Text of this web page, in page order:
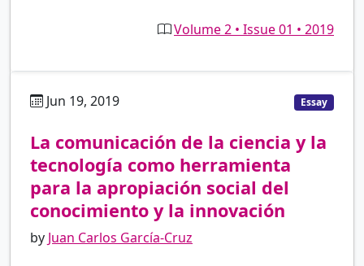
Volume 2 • Issue 01 • 2019
Jun 19, 2019 Essay
La comunicación de la ciencia y la
tecnología como herramienta
para la apropiación social del
conocimiento y la innovación
by Juan Carlos García-Cruz